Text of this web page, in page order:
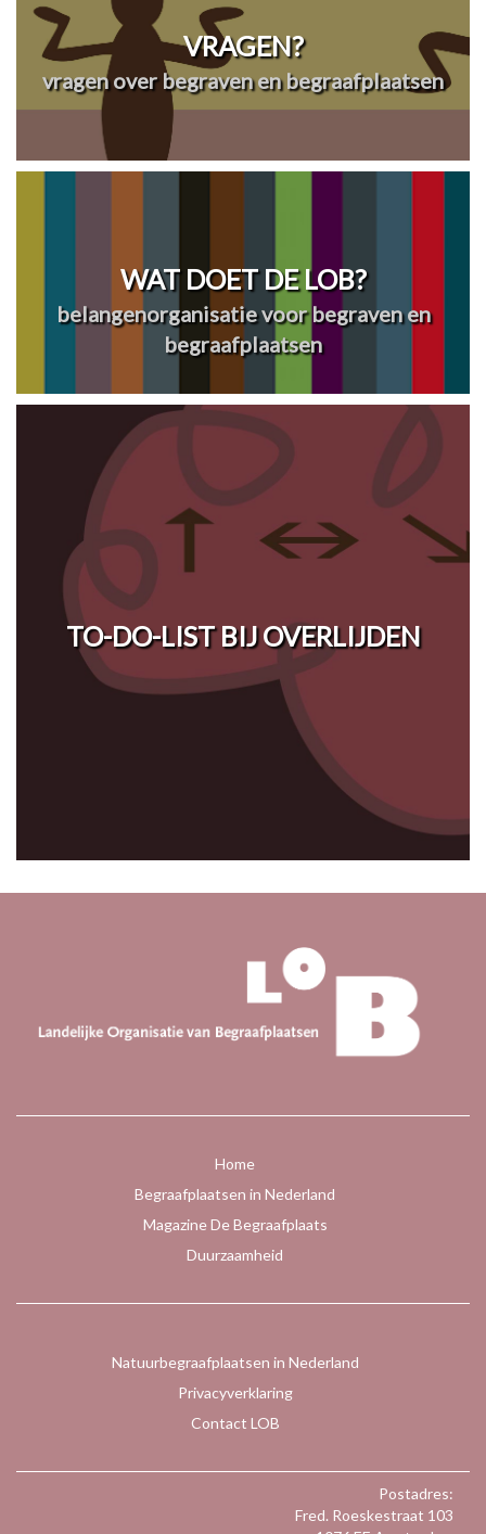
VRAGEN?
vragen over begraven en begraafplaatsen
WAT DOET DE LOB?
belangenorganisatie voor begraven en
begraafplaatsen
TO-DO-LIST BIJ OVERLIJDEN
Home
Begraafplaatsen in Nederland
Magazine De Begraafplaats
Duurzaamheid
Natuurbegraafplaatsen in Nederland
Privacyverklaring
Contact LOB
Postadres:
Fred. Roeskestraat 103